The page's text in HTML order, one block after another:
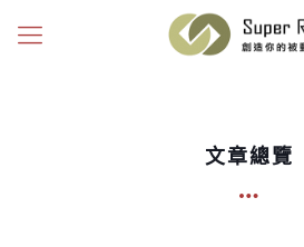
文章總覽